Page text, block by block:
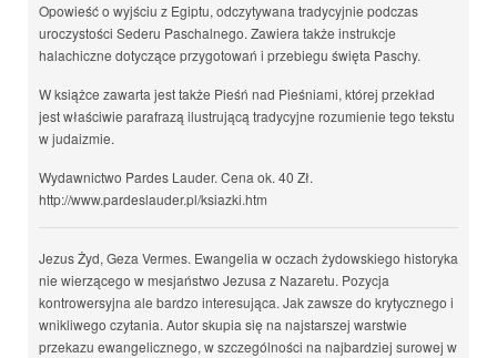
Opowieść o wyjściu z Egiptu, odczytywana tradycyjnie podczas
uroczystości Sederu Paschalnego. Zawiera także instrukcje
halachiczne dotyczące przygotowań i przebiegu święta Paschy.
W książce zawarta jest także Pieśń nad Pieśniami, której przekład
jest właściwie parafrazą ilustrującą tradycyjne rozumienie tego tekstu
w judaizmie.
Wydawnictwo Pardes Lauder. Cena ok. 40 Zł.
http://www.pardeslauder.pl/ksiazki.htm
Jezus Żyd, Geza Vermes. Ewangelia w oczach żydowskiego historyka
nie wierzącego w mesjaństwo Jezusa z Nazaretu. Pozycja
kontrowersyjna ale bardzo interesująca. Jak zawsze do krytycznego i
wnikliwego czytania. Autor skupia się na najstarszej warstwie
przekazu ewangelicznego, w szczególności na najbardziej surowej w